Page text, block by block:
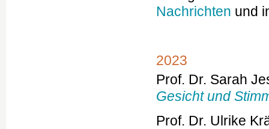
Nachrichten und
2023
Prof. Dr. Sarah
Gesicht und
Prof. Dr. Ulrike